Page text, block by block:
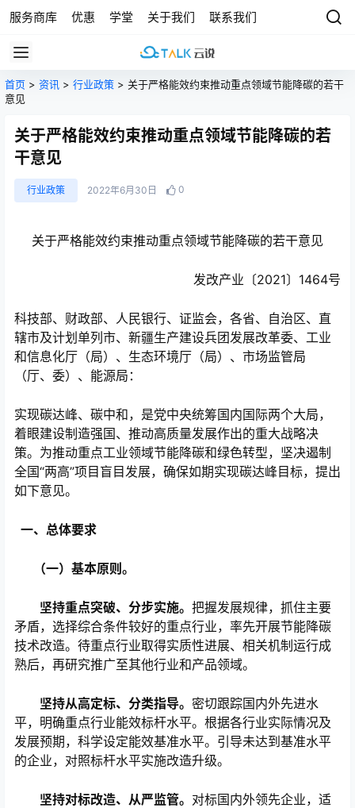
服务商库 优惠 学堂 关于我们 联系我们
首页 > 资讯 > 行业政策 > 关于严格能效约束推动重点领域节能降碳的若干
意见
关于严格能效约束推动重点领域节能降碳的若
干意见
行业政策 2022年6月30日 0
关于严格能效约束推动重点领域节能降碳的若干意见
发改产业〔2021〕1464号
科技部、财政部、人民银行、证监会，各省、自治区、直
辖市及计划单列市、新疆生产建设兵团发展改革委、工业
和信息化厅（局）、生态环境厅（局）、市场监管局
（厅、委）、能源局：
实现碳达峰、碳中和，是党中央统筹国内国际两个大局，
着眼建设制造强国、推动高质量发展作出的重大战略决
策。为推动重点工业领域节能降碳和绿色转型，坚决遏制
全国“两高”项目盲目发展，确保如期实现碳达峰目标，提出
如下意见。
一、总体要求
（一） 基本原则。
坚持重点突破、分步实施。 把握发展规律，抓住主要
矛盾，选择综合条件较好的重点行业，率先开展节能降碳
技术改造。待重点行业取得实质性进展、相关机制运行成
熟后，再研究推广至其他行业和产品领域。
坚持从高定标、分类指导。 密切跟踪国内外先进水
平，明确重点行业能效标杆水平。根据各行业实际情况及
发展预期，科学设定能效基准水平。引导未达到基准水平
的企业，对照标杆水平实施改造升级。
坚持对标改造、从严监管。 对标国内外领先企业，适